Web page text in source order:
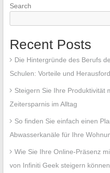
Search
Recent Posts
Die Hintergründe des Berufs
Schulen: Vorteile und
Steigern Sie Ihre Produktivität
Zeitersparnis im Alltag
So finden Sie einfach einen
Abwasserkanäle für Ihre
Wie Sie Ihre Online-Präsenz
von Infiniti Geek steigern können